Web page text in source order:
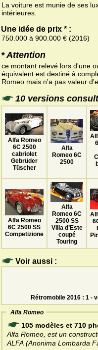
La voiture est munie de ses
intérieures.
Une idée de prix * :
750.000 à 900.000 € (2016)
* Attention
ce montant relevé lors d'une
équivalent est destiné à
Romeo mais n'a pas valeur
10 versions
Alfa Romeo
6C 2500
cabriolet
Gebrüder
Tüscher
Alfa
Romeo 6C
2500
Alfa Romeo
6C 2500 SS
Competizione
Alfa
Romeo 6C
2500 SS
Villa d’Este
coupé
Touring
Voir aussi :
Rétromobile 2016 : 1 -
Alfa Romeo
105 modèles et 710
Alfa Romeo, est un
ALFA (Anonima Lombarda